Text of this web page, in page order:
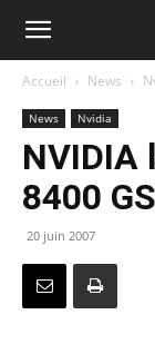
Accueil News
News Nvidia
NVIDIA
8400 GS
20 juin 2007